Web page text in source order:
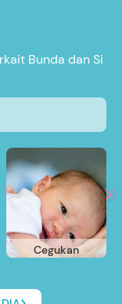
Bunda dan Si
Cegukan